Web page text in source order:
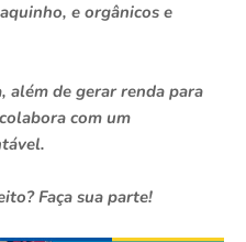
e orgânicos e
além de gerar renda para
com um
Faça sua parte!